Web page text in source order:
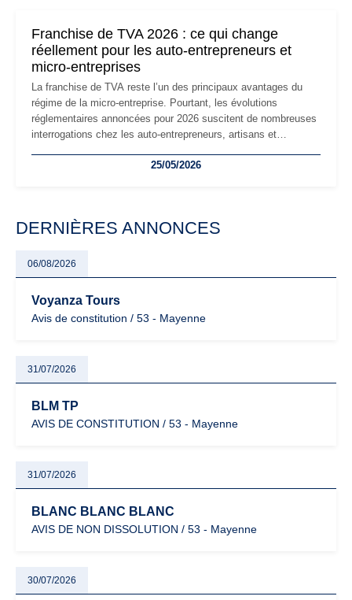
Franchise de TVA 2026 : ce qui change
réellement pour les auto-entrepreneurs et
micro-entreprises
La franchise de TVA reste l’un des principaux avantages du
régime de la micro-entreprise. Pourtant, les évolutions
réglementaires annoncées pour 2026 suscitent de nombreuses
interrogations chez les auto-entrepreneurs, artisans et
facturation ou risque de bascule vers la TVA : les règles
25/05/2026
DERNIÈRES ANNONCES
06/08/2026
Voyanza Tours
Avis de constitution / 53 - Mayenne
31/07/2026
BLM TP
AVIS DE CONSTITUTION / 53 - Mayenne
31/07/2026
BLANC BLANC BLANC
AVIS DE NON DISSOLUTION / 53 - Mayenne
30/07/2026